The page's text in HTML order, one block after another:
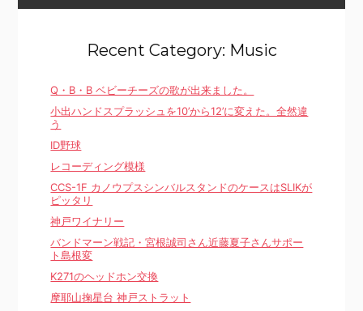
Recent Category: Music
Q・B・B ベビーチーズの歌が出来ました。
小出ハンドスプラッシュを10’から12’に変えた。全然違
う
ID野球
レコーディング模様
CCS-1F カノウプスシンバルスタンドのケースはSLIKが
ピッタリ
神戸ワイナリー
バンドマーン戦記・宮根誠司さん近藤夏子さんサポー
ト島根変
K271のヘッドホン交換
摩耶山掬星台 神戸ストラット